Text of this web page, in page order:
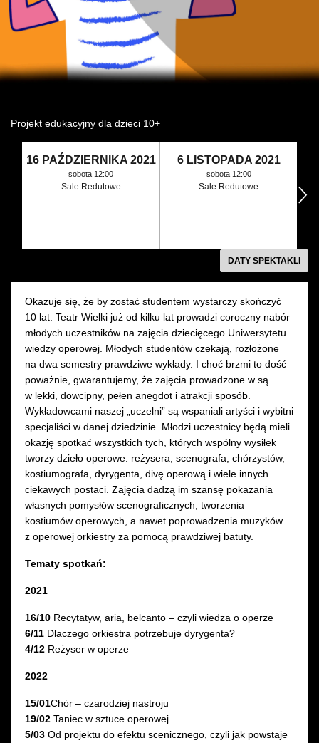
Wynajem kostiumów
Wynajem rekwizytów
Dotacje celowe
Projekt edukacyjny dla dzieci 10+
16 PAŹDZIERNIKA 2021
sobota 12:00
Sale Redutowe
6 LISTOPADA 2021
sobota 12:00
Sale Redutowe
następny
DATY SPEKTAKLI
Okazuje się, że by zostać studentem wystarczy skończyć
10 lat. Teatr Wielki już od kilku lat prowadzi coroczny nabór
młodych uczestników na zajęcia dziecięcego Uniwersytetu
wiedzy operowej. Młodych studentów czekają, rozłożone
na dwa semestry prawdziwe wykłady. I choć brzmi to dość
poważnie, gwarantujemy, że zajęcia prowadzone w są
w lekki, dowcipny, pełen anegdot i atrakcji sposób.
Wykładowcami naszej „uczelni” są wspaniali artyści i wybitni
specjaliści w danej dziedzinie. Młodzi uczestnicy będą mieli
okazję spotkać wszystkich tych, których wspólny wysiłek
tworzy dzieło operowe: reżysera, scenografa, chórzystów,
kostiumografa, dyrygenta, divę operową i wiele innych
ciekawych postaci. Zajęcia dadzą im szansę pokazania
własnych pomysłów scenograficznych, tworzenia
kostiumów operowych, a nawet poprowadzenia muzyków
z operowej orkiestry za pomocą prawdziwej batuty.
Tematy spotkań:
2021
16/10 Recytatyw, aria, belcanto – czyli wiedza o operze
6/11 Dlaczego orkiestra potrzebuje dyrygenta?
4/12 Reżyser w operze
2022
15/01Chór – czarodziej nastroju
19/02 Taniec w sztuce operowej
5/03 Od projektu do efektu scenicznego, czyli jak powstaje